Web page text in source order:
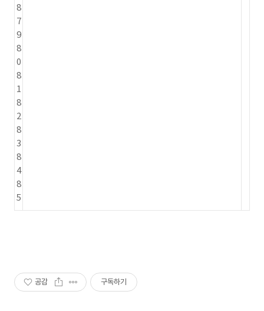
8
7
9
8
0
8
1
8
2
8
3
8
4
8
5
공감 구독하기